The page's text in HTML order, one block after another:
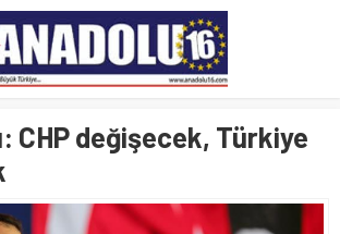
CHP değişecek, Türkiye